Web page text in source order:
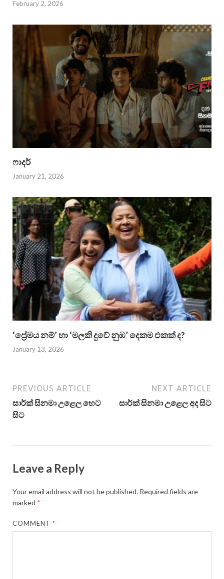
February 2, 2026
ෆාදර්
January 21, 2026
‘ප්‍රේමය නම්’ හා ‘මලකි දුවේ නුඹ’ දෙකම එකක් ද?
January 13, 2026
PREVIOUS ARTICLE
සාර්ක් සිනමා උළෙල හෙට
සිට
NEXT ARTICLE
සාර්ක් සිනමා උළෙල අද සිට
Leave a Reply
Your email address will not be published. Required fields are
marked *
COMMENT*